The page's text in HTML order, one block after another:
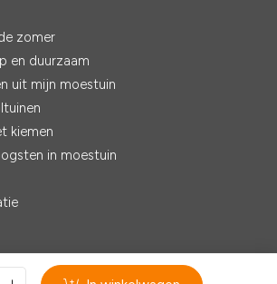
zomer
en duurzaam
uit mijn moestuin
kiemen
in moestuin
| Realisatie: Ventori Webdevelopment